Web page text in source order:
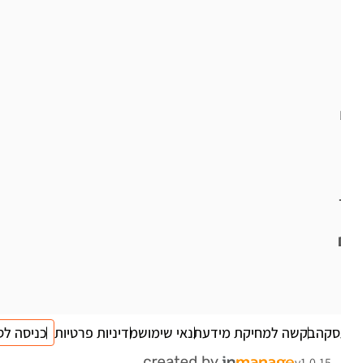
בקשה למחיקת מידעתנאי שימושמדיניות פרטיות כניסה